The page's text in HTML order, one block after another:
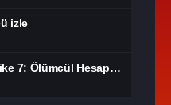
izle
Görevimiz Tehlike 7: Ölümcül Hesaplaşma Bölüm 1 izle